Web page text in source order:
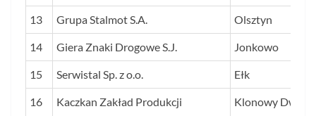
13 Grupa Stalmot S.A. Olsztyn
14 Giera Znaki Drogowe S.J. Jonkowo
15 Serwistal Sp. z o.o. Ełk
16
Kaczkan Zakład Produkcji
Klonowy Dwór